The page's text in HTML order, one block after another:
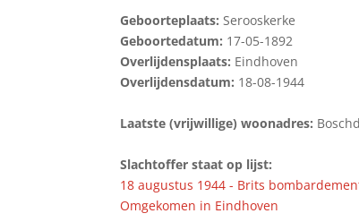
Geboorteplaats:Serooskerke
Geboortedatum: 17-05-1892
Overlijdensplaats: Eindhoven
Overlijdensdatum: 18-08-1944
Laatste (vrijwillige) woonadres:
Slachtoffer staat op lijst:
18 augustus 1944 - Brits
Omgekomen in Eindhoven